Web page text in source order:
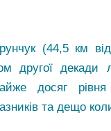
(44,5 км
другої декади
досяг рівня
та дещо